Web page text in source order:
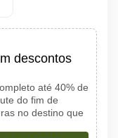
descontos
até 40% de
do fim de
no destino que